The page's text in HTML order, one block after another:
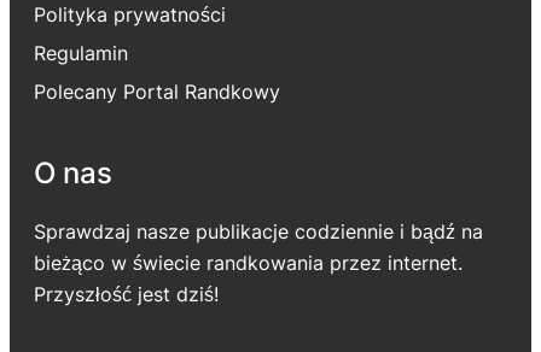
Polityka prywatności
Regulamin
Polecany Portal Randkowy
O nas
Sprawdzaj nasze publikacje codziennie i bądź na
bieżąco w świecie randkowania przez internet.
Przyszłość jest dziś!